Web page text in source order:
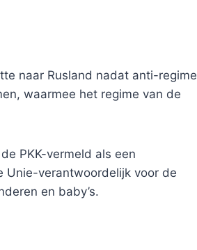
naar Rusland nadat anti-regime
waarmee het regime van de
PKK-vermeld als een
Unie-verantwoordelijk voor de
en baby’s.